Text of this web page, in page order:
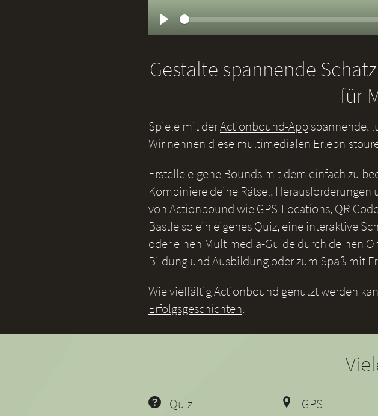
Seek
Gestalte spannende
für
Spiele mit derActionbound-Appspannende,
Wir nennen diese multimedialen
Erstelle eigene Bounds mit dem einfach zu
Kombiniere deine Rätsel,
von Actionbound wie GPS-Locations, QR-
Bastle so ein eigenes Quiz, eine interaktive
oder einen Multimedia-Guide durch deinen
Bildung und Ausbildung oder zum Spaß mit
Wie vielfältig Actionbound genutzt werden
Erfolgsgeschichten.
Quiz
GPS